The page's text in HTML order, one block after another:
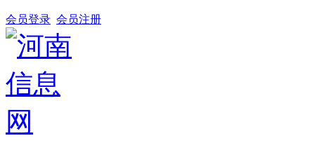
会员登录 会员注册